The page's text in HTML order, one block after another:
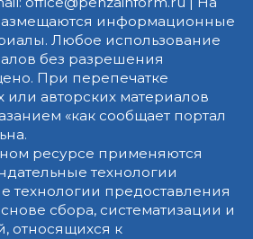
информационные
Любое использование
без разрешения
При перепечатке
авторских материалов
«как сообщает портал
ресурсе применяются
технологии
предоставления
сбора, систематизации и
относящихся к